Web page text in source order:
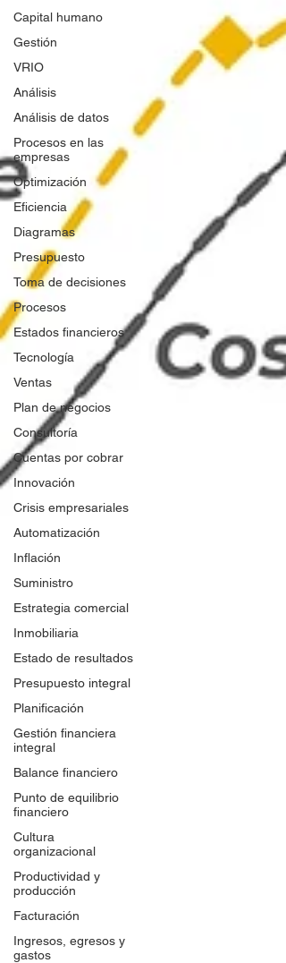
Capital humano
Gestión
VRIO
Análisis
Análisis de datos
Procesos en las
empresas
Optimización
Eficiencia
Diagramas
Presupuesto
Toma de decisiones
Procesos
Estados financieros
Tecnología
Ventas
Plan de negocios
Consultoría
Cuentas por cobrar
Innovación
Crisis empresariales
Automatización
Inflación
Suministro
Estrategia comercial
Inmobiliaria
Estado de resultados
Presupuesto integral
Planificación
Gestión financiera
integral
Balance financiero
Punto de equilibrio
financiero
Cultura
organizacional
Productividad y
producción
Facturación
Ingresos, egresos y
gastos